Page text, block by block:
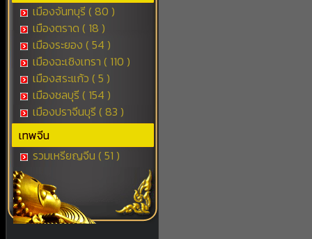
เมืองจันทบุรี ( 80 )
เมืองตราด ( 18 )
เมืองระยอง ( 54 )
เมืองฉะเชิงเทรา ( 110 )
เมืองสระแก้ว ( 5 )
เมืองชลบุรี ( 154 )
เมืองปราจีนบุรี ( 83 )
เทพจีน
รวมเหรียญจีน ( 51 )